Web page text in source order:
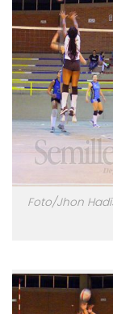
Foto/Jhon